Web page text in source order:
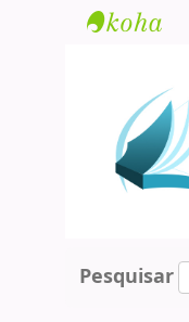
Agamenon
Pesquisar